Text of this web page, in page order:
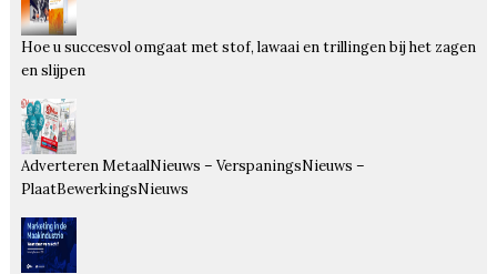
Hoe u succesvol omgaat met stof, lawaai en trillingen bij het zagen
en slijpen
Adverteren MetaalNieuws – VerspaningsNieuws –
PlaatBewerkingsNieuws